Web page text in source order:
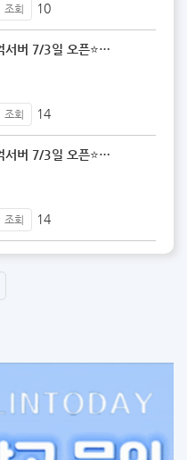
조회 10
서버 7/3일 오픈⭐…
조회 14
서버 7/3일 오픈⭐…
조회 14